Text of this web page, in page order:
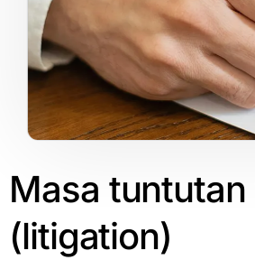
Masa tuntutan
(litigation)​